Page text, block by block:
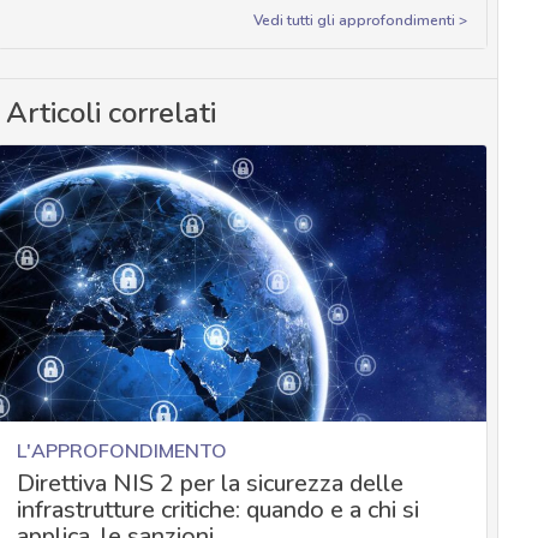
Vedi tutti gli approfondimenti >
Articoli correlati
L'APPROFONDIMENTO
Direttiva NIS 2 per la sicurezza delle
infrastrutture critiche: quando e a chi si